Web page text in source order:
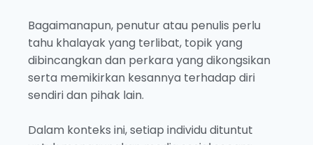
Bagaimanapun, penutur atau penulis perlu
tahu khalayak yang terlibat, topik yang
dibincangkan dan perkara yang dikongsikan
serta memikirkan kesannya terhadap diri
sendiri dan pihak lain.
Dalam konteks ini, setiap individu dituntut